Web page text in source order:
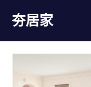
夯居家